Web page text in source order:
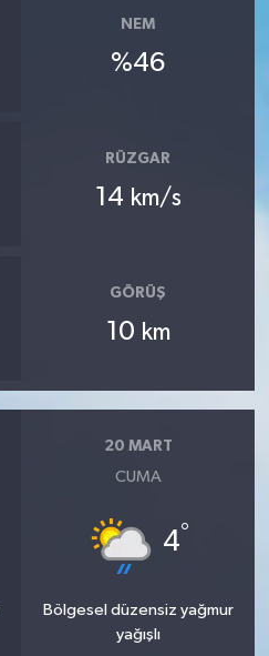
NEM
%46
RÜZGAR
14 km/s
GÖRÜŞ
10 km
20 MART
CUMA
4°
Bölgesel düzensiz yağmur
yağışlı